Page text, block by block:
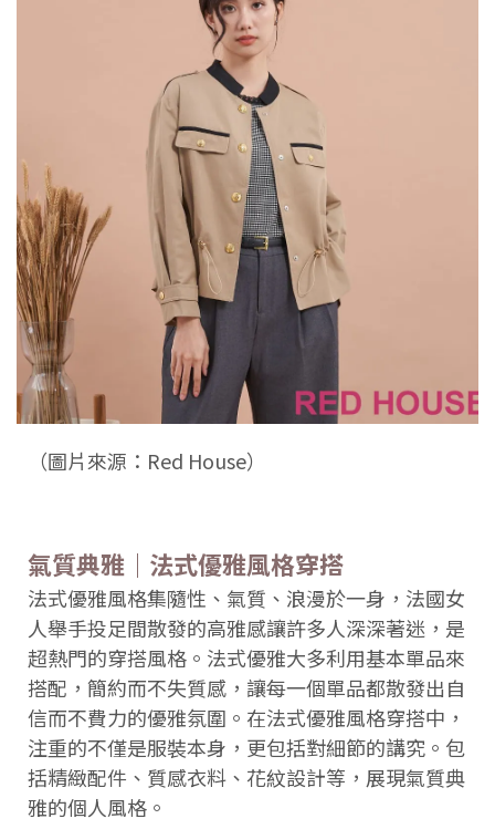
（圖片來源：Red House）
氣質典雅｜法式優雅風格穿搭
法式優雅風格集隨性、氣質、浪漫於一身，法國女
人舉手投足間散發的高雅感讓許多人深深著迷，是
超熱門的穿搭風格。法式優雅大多利用基本單品來
搭配，簡約而不失質感，讓每一個單品都散發出自
信而不費力的優雅氛圍。在法式優雅風格穿搭中，
注重的不僅是服裝本身，更包括對細節的講究。包
括精緻配件、質感衣料、花紋設計等，展現氣質典
雅的個人風格。